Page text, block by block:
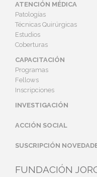
ATENCIÓN MÉDICA
Patologías
Técnicas Quirúrgicas
Estudios
Coberturas
CAPACITACIÓN
Programas
Fellows
Inscripciones
INVESTIGACIÓN
ACCIÓN SOCIAL
SUSCRIPCIÓN
FUNDACIÓN